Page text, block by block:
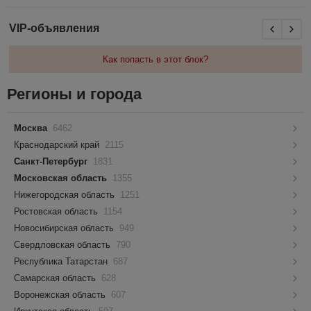
VIP-объявления
Как попасть в этот блок?
Регионы и города
Москва 6462
Краснодарский край 2115
Санкт-Петербург
1831
Московская область
1355
Нижегородская область
1251
Ростовская область
1154
Новосибирская область
949
Свердловская область
790
Республика Татарстан 687
Самарская область
628
Воронежская область
607